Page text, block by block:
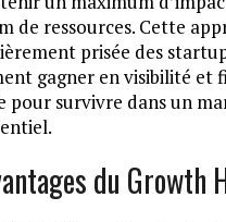
de ressources. Cette
prisée des
gagner en visibilité et
pour survivre dans un
du Growth